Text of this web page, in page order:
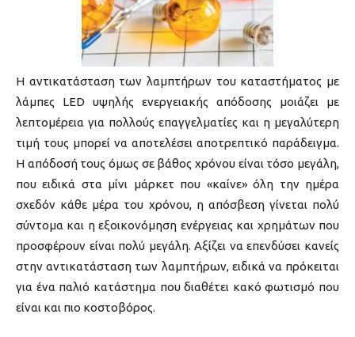
Η αντικατάσταση των λαμπτήρων του καταστήματος με
λάμπες LED υψηλής ενεργειακής απόδοσης μοιάζει με
λεπτομέρεια για πολλούς επαγγελματίες και η μεγαλύτερη
τιμή τους μπορεί να αποτελέσει αποτρεπτικό παράδειγμα.
Η απόδοσή τους όμως σε βάθος χρόνου είναι τόσο μεγάλη,
που ειδικά στα μίνι μάρκετ που «καίνε» όλη την ημέρα
σχεδόν κάθε μέρα του χρόνου, η απόσβεση γίνεται πολύ
σύντομα και η εξοικονόμηση ενέργειας και χρημάτων που
προσφέρουν είναι πολύ μεγάλη. Αξίζει να επενδύσει κανείς
στην αντικατάσταση των λαμπτήρων, ειδικά να πρόκειται
για ένα παλιό κατάστημα που διαθέτει κακό φωτισμό που
είναι και πιο κοστοβόρος.